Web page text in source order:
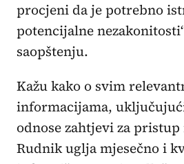
procjeni da je potrebno
potencijalne
saopštenju.
Kažu kako o svim
informacijama,
odnose zahtjevi za
Rudnik uglja mjesečno i